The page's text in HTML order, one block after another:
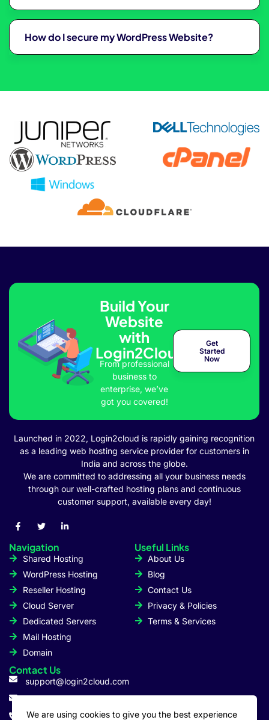
How do I secure my WordPress Website?
Build Your
Website
with
Login2Cloud
From professional
business to
enterprise, we’ve
got you covered!
Get
Started
Now
Launched in 2022, Login2cloud is rapidly gaining recognition
as a leading web hosting service provider for customers in
India and across the globe.
We are committed to addressing all your business needs
through our well-crafted hosting plans and continuous
customer support, available every day!
Navigation
Shared Hosting
WordPress Hosting
Reseller Hosting
Cloud Server
Dedicated Servers
Mail Hosting
Domain
Useful Links
About Us
Blog
Contact Us
Privacy & Policies
Terms & Services
Contact Us
support@login2cloud.com
We are using cookies to give you the best experience